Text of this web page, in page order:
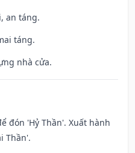
an táng.
táng.
nhà cửa.
đón 'Hỷ Thần'. Xuất hành
Thần'.